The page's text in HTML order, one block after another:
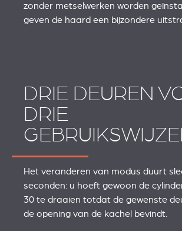
zonder metselwerken worden
geven de haard een bijzondere
DRIE DEUREN
DRIE
Het veranderen van modus duurt
seconden: u hoeft gewoon de
30 te draaien totdat de gewenste
de opening van de kachel bevindt.